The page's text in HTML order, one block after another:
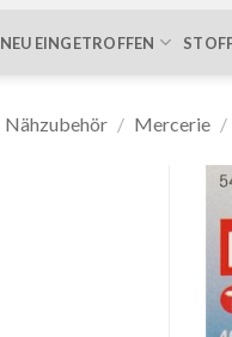
NEU EINGETROFFEN
Nähzubehör / Mercerie /